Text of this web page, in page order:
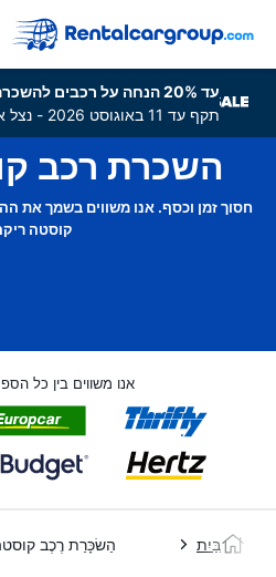
עד 20% הנחה על רכבים להשכרה ברחבי העולם
תקף עד 11 באוגוסט 2026 - נצל אותו עוד היום!
השכרת רכב
חסוך זמן וכסף. אנו משווים בשמך את
קוסטה
אנו משווים בין כל
בַּיִת הַשׂכָּרַת רֶכֶב